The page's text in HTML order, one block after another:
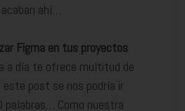
ahí…
Figma en tus proyectos
a día te ofrece multitud de
post se nos podría ir
Como nuestra